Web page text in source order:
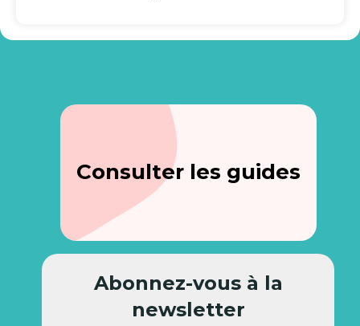
Consulter les guides
Abonnez-vous à la
newsletter